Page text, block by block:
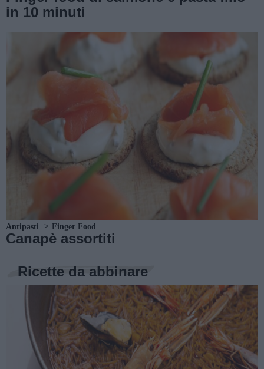
in 10 minuti
Antipasti Finger Food
Canapè assortiti
Ricette da abbinare